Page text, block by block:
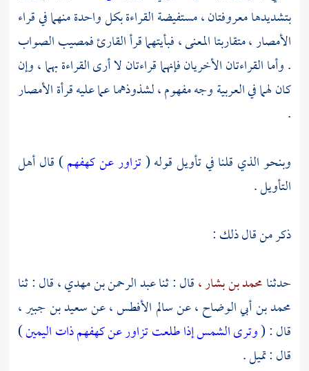
بتشديدها معروفتان ، مستفيضة القراءة بكل واحدة منهما في قراء
الأمصار ، متقاربتا المعنى ، فبأيتهما قرأ القارئ فمصيب الصواب
. وأما القراءتان الأخريان فإنهما قراءتان لا أرى القراءة بهما ، وإن
كان لهما في العربية وجه مفهوم ، لشذوذهما عما عليه قرأة الأمصار
.
وبنحو الذي قلنا في تأويل قوله (تزاور عن كهفهم) قال أهل
التأويل .
ذكر من قال ذلك :
حدثنامحمد بن بشار ،قال : ثناعبد الرحمن بن مهدي ،قال : ثنا
محمد بن أبي الوضاح ،عنسالم الأفطس ،عنسعيد بن جبير،
قال : (وترى الشمس إذا طلعت تزاور عن كهفهم ذات اليمين)
قال : تميل .